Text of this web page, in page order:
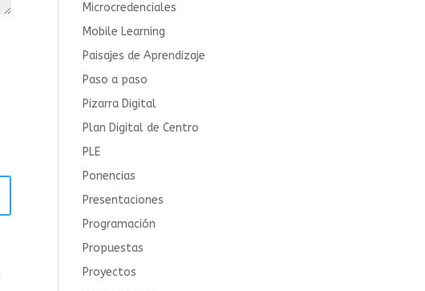
Microcredenciales
Mobile Learning
Paisajes de Aprendizaje
Paso a paso
Pizarra Digital
Plan Digital de Centro
PLE
Ponencias
Presentaciones
Programación
Propuestas
Proyectos